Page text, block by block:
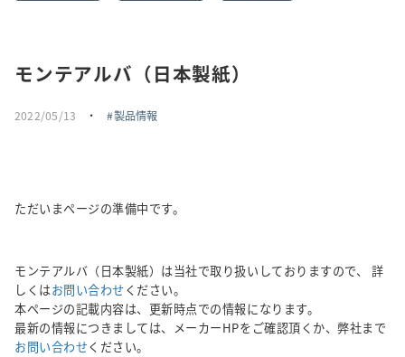
モンテアルバ（日本製紙）
2022/05/13 ・ 製品情報
ただいまページの準備中です。
モンテアルバ（日本製紙）は当社で取り扱いしておりますので、 詳
しくはお問い合わせ ください。
本ページの記載内容は、更新時点での情報になります。
最新の情報につきましては、メーカーHPをご確認頂くか、弊社まで
お問い合わせください。